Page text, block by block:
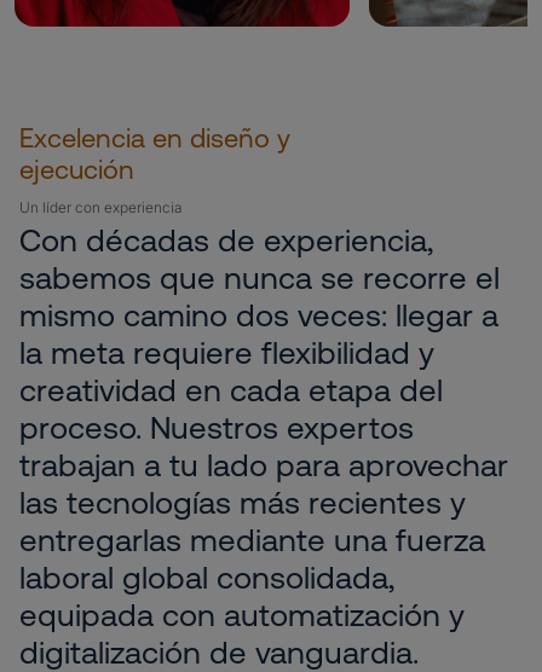
Excelencia en diseño y
ejecución
Un líder con experiencia
Con décadas de experiencia,
sabemos que nunca se recorre el
mismo camino dos veces: llegar a
la meta requiere flexibilidad y
creatividad en cada etapa del
proceso. Nuestros expertos
trabajan a tu lado para aprovechar
las tecnologías más recientes y
entregarlas mediante una fuerza
laboral global consolidada,
equipada con automatización y
digitalización de vanguardia.